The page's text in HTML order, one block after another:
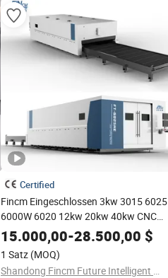
Certified
Fincm Eingeschlossen 3kw 3015 6025
6000W 6020 12kw 20kw 40kw CNC
Stahl Metallblech Faser
Schneidemaschine 30kw Faser Laser
Schneidemaschinen 30000W
15.000,00-28.500,00 $
1 Satz (MOQ)
Shandong Fincm Future Intelligent Manufacture Co., Ltd.